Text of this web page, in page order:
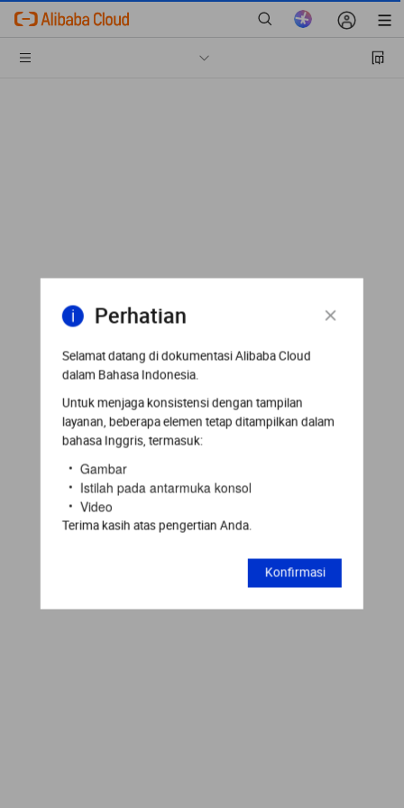
Perhatian
Selamat datang di dokumentasi Alibaba Cloud
dalam Bahasa Indonesia.
Untuk menjaga konsistensi dengan tampilan
layanan, beberapa elemen tetap ditampilkan dalam
bahasa Inggris, termasuk:
Gambar
Istilah pada antarmuka konsol
Video
Terima kasih atas pengertian Anda.
Konfirmasi